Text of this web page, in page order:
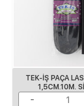
TEK-IŞ PAÇA
1,5CM.10M.